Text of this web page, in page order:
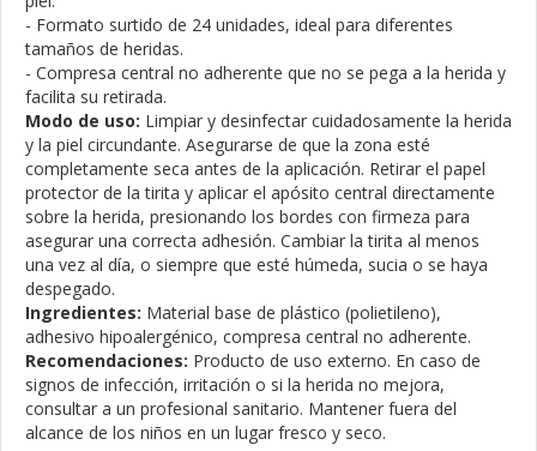
- Formato surtido de 24 unidades, ideal para diferentes
tamaños de heridas.
- Compresa central no adherente que no se pega a la herida y
facilita su retirada.
Modo de uso: Limpiar y desinfectar cuidadosamente la herida
y la piel circundante. Asegurarse de que la zona esté
completamente seca antes de la aplicación. Retirar el papel
protector de la tirita y aplicar el apósito central directamente
sobre la herida, presionando los bordes con firmeza para
asegurar una correcta adhesión. Cambiar la tirita al menos
una vez al día, o siempre que esté húmeda, sucia o se haya
despegado.
Ingredientes: Material base de plástico (polietileno),
adhesivo hipoalergénico, compresa central no adherente.
Recomendaciones: Producto de uso externo. En caso de
signos de infección, irritación o si la herida no mejora,
consultar a un profesional sanitario. Mantener fuera del
alcance de los niños en un lugar fresco y seco.